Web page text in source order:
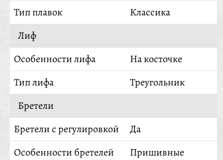
Тип плавок
Классика
Лиф
Особенности лифа
На косточке
Тип лифа
Треугольник
Бретели
Бретели с регулировкой
Да
Особенности бретелей
Пришивные